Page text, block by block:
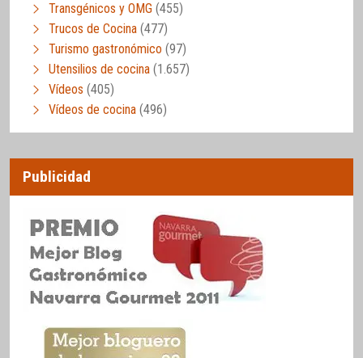
Transgénicos y OMG (455)
Trucos de Cocina (477)
Turismo gastronómico (97)
Utensilios de cocina (1.657)
Vídeos (405)
Vídeos de cocina (496)
Publicidad